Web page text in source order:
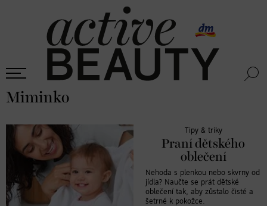
Miminko
Tipy & triky
Praní dětského
oblečení
Nehoda s plenkou nebo skvrny od
jídla? Naučte se prát dětské
oblečení tak, aby zůstalo čisté a
šetrné k pokožce.